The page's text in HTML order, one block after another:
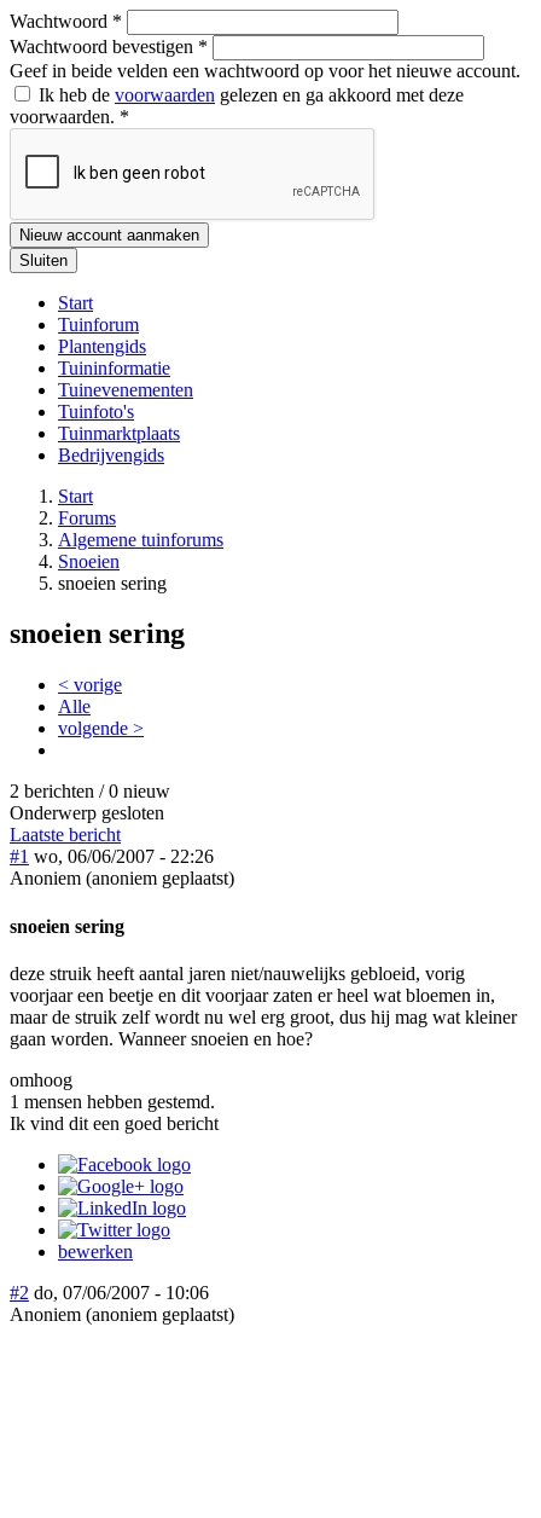
Wachtwoord *
Wachtwoord bevestigen *
Geef in beide velden een wachtwoord op voor het nieuwe account.
Ik heb de voorwaarden gelezen en ga akkoord met deze
voorwaarden. *
Nieuw account aanmaken
Sluiten
Start
Tuinforum
Plantengids
Tuininformatie
Tuinevenementen
Tuinfoto's
Tuinmarktplaats
Bedrijvengids
Start
Forums
Algemene tuinforums
Snoeien
snoeien sering
snoeien sering
< vorige
Alle
volgende >
2 berichten / 0 nieuw
Onderwerp gesloten
Laatste bericht
#1 wo, 06/06/2007 - 22:26
Anoniem (anoniem geplaatst)
snoeien sering
deze struik heeft aantal jaren niet/nauwelijks gebloeid, vorig
voorjaar een beetje en dit voorjaar zaten er heel wat bloemen in,
maar de struik zelf wordt nu wel erg groot, dus hij mag wat kleiner
gaan worden. Wanneer snoeien en hoe?
omhoog
1 mensen hebben gestemd.
Ik vind dit een goed bericht
bewerken
#2 do, 07/06/2007 - 10:06
Anoniem (anoniem geplaatst)